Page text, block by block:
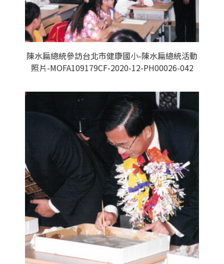
陳水扁總統參訪台北市健康國小-陳水扁總統活動
照片-MOFA109179CF-2020-12-PH00026-042